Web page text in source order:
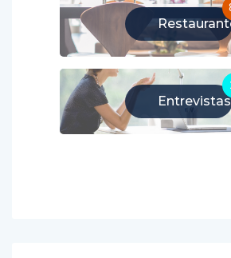
Entrevistas